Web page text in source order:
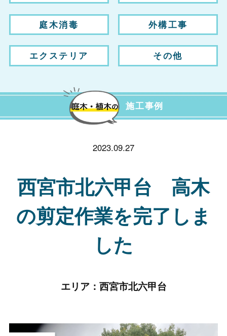
庭木消毒 外構工事
エクステリア その他
施工事例
2023.09.27
西宮市北六甲台 高木
の剪定作業を完了しま
した
エリア： 西宮市北六甲台